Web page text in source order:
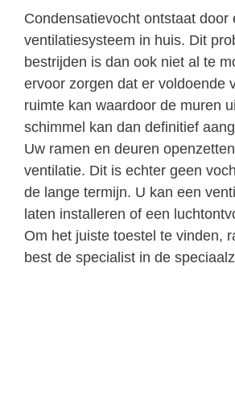
Condensatievocht ontstaat door
ventilatiesysteem in huis. Dit
bestrijden is dan ook niet al te
ervoor zorgen dat er voldoende
ruimte kan waardoor de muren
schimmel kan dan definitief
Uw ramen en deuren
ventilatie. Dit is echter geen
de lange termijn. U kan een
laten installeren of een
Om het juiste toestel te vinden,
best de specialist in de